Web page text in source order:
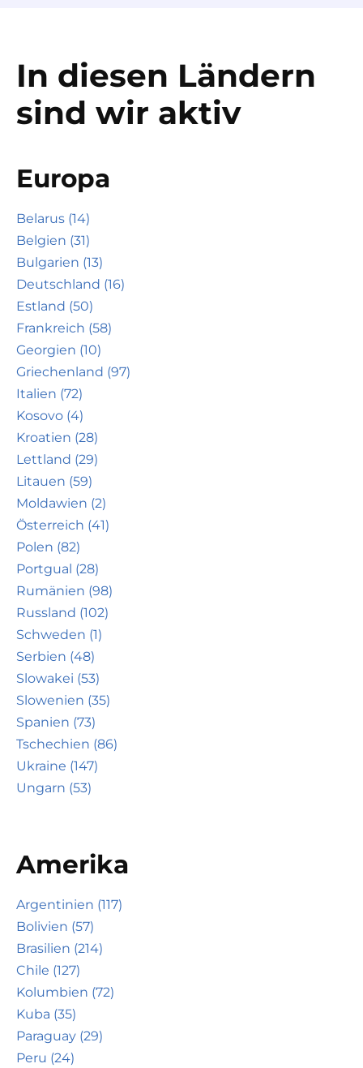
In diesen Ländern
sind wir aktiv
Europa
Belarus (14)
Belgien (31)
Bulgarien (13)
Deutschland (16)
Estland (50)
Frankreich (58)
Georgien (10)
Griechenland (97)
Italien (72)
Kosovo (4)
Kroatien (28)
Lettland (29)
Litauen (59)
Moldawien (2)
Österreich (41)
Polen (82)
Portgual (28)
Rumänien (98)
Russland (102)
Schweden (1)
Serbien (48)
Slowakei (53)
Slowenien (35)
Spanien (73)
Tschechien (86)
Ukraine (147)
Ungarn (53)
Amerika
Argentinien (117)
Bolivien (57)
Brasilien (214)
Chile (127)
Kolumbien (72)
Kuba (35)
Paraguay (29)
Peru (24)